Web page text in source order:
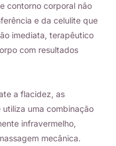
contorno corporal não
e da celulite que
imediata, terapêutico
com resultados
a flacidez, as
uma combinação
infravermelho,
mecânica.